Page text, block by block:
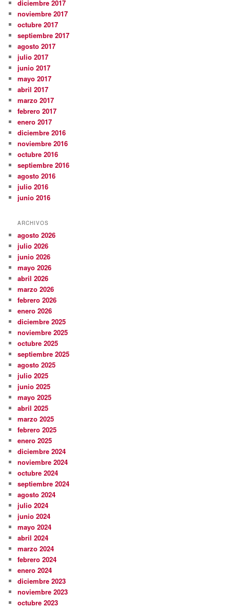
diciembre 2017
noviembre 2017
octubre 2017
septiembre 2017
agosto 2017
julio 2017
junio 2017
mayo 2017
abril 2017
marzo 2017
febrero 2017
enero 2017
diciembre 2016
noviembre 2016
octubre 2016
septiembre 2016
agosto 2016
julio 2016
junio 2016
ARCHIVOS
agosto 2026
julio 2026
junio 2026
mayo 2026
abril 2026
marzo 2026
febrero 2026
enero 2026
diciembre 2025
noviembre 2025
octubre 2025
septiembre 2025
agosto 2025
julio 2025
junio 2025
mayo 2025
abril 2025
marzo 2025
febrero 2025
enero 2025
diciembre 2024
noviembre 2024
octubre 2024
septiembre 2024
agosto 2024
julio 2024
junio 2024
mayo 2024
abril 2024
marzo 2024
febrero 2024
enero 2024
diciembre 2023
noviembre 2023
octubre 2023